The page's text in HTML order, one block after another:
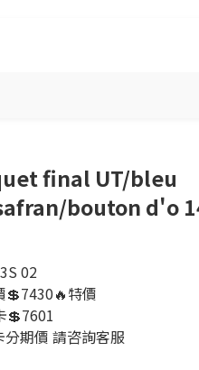
final UT/bleu
bouton d'o
02
💲7430🔥特價
💲7601
分期價 請咨詢客服